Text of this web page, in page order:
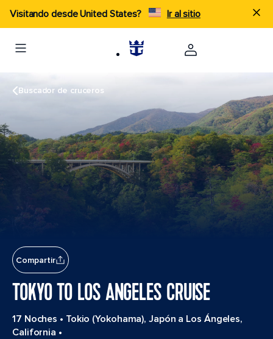
Visitando desde United States? Ir al sitio
Buscador de cruceros
Compartir
TOKYO TO LOS ANGELES CRUISE
17 Noches • Tokio (Yokohama), Japón a Los Ángeles,
California •